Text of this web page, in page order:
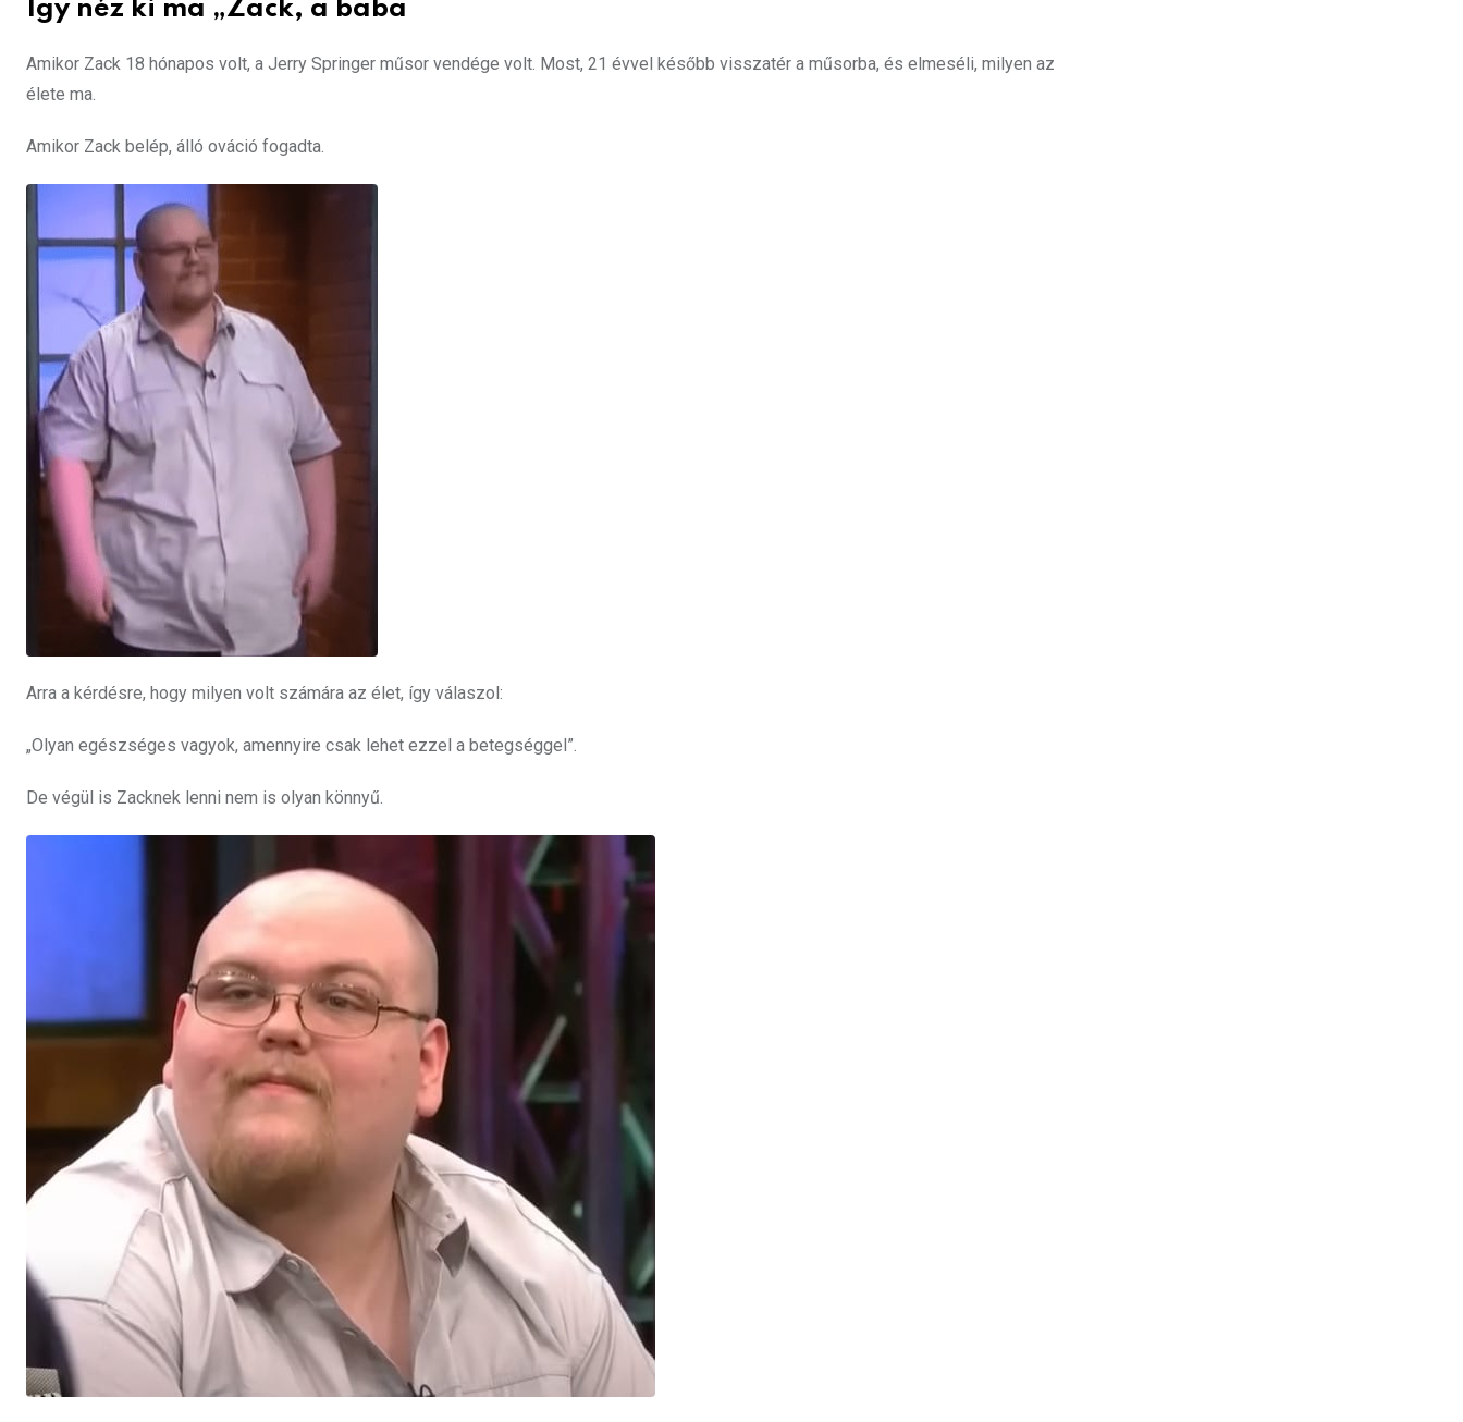
Így néz ki ma „Zack, a baba
Amikor Zack 18 hónapos volt, a Jerry Springer műsor vendége volt. Most, 21 évvel később visszatér a műsorba, és elmeséli, milyen az
élete ma.
Amikor Zack belép, álló ováció fogadta.
Arra a kérdésre, hogy milyen volt számára az élet, így válaszol:
„Olyan egészséges vagyok, amennyire csak lehet ezzel a betegséggel”.
De végül is Zacknek lenni nem is olyan könnyű.